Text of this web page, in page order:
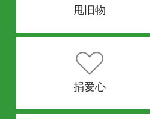
甩旧物
捐爱心